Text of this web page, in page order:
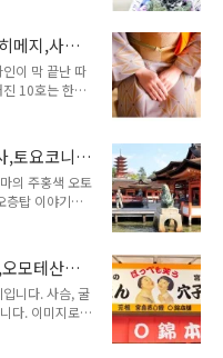
소 벳푸시 후..
메지,사카
수록 포토
이 막 끝난 따
10호는 한국
여행기로 포토
, 나라, 고베,
. 보여줄 사진
에 다녀온 사진
보여주지 못한
,토요코니
기)
의 주홍색 오토
층탑 이야기입
] 세토우치 여
야지마 1편 -
세토우치 여
산도,모미지
천료칸여행-유
노쿠라츠루
모테산도,
여행기)
니다. 사슴, 굴
다. 이미지로
은 아래 링크